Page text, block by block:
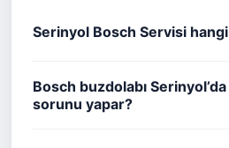
Serinyol Bosch Servisi
Bosch buzdolabı
sorunu yapar?